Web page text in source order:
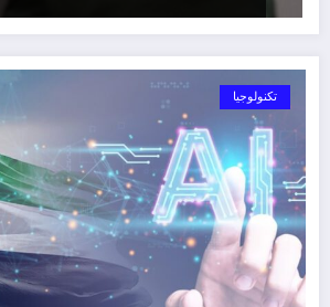
تكنولوجيا